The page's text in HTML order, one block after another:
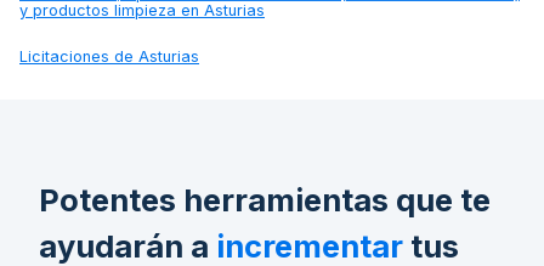
y productos limpieza en Asturias
Licitaciones de Asturias
Potentes herramientas que te
ayudarán a incrementar tus